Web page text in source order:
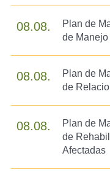
08.08.
Plan de
de
08.08.
Plan de
de
08.08.
Plan de
de
Afectadas